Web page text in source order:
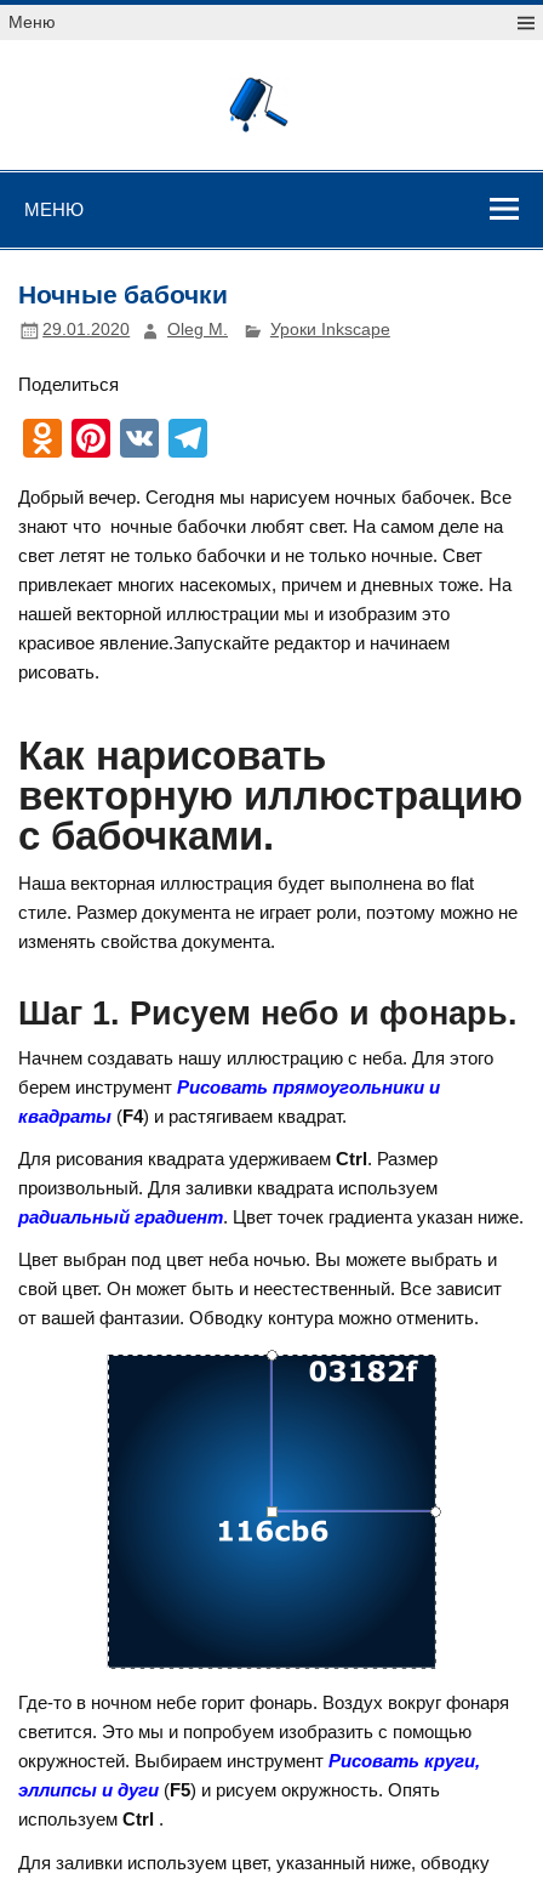
Перейти
Меню
графики
МЕНЮ
Ночные бабочки
29.01.2020 Oleg M. Уроки Inkscape
Поделиться
O
n
o
kl
a
ss
ki
Pi
er
e
st
V
e
gr
a
m
Добрый вечер. Сегодня мы нарисуем ночных бабочек. Все
знают что ночные бабочки любят свет. На самом деле на
свет летят не только бабочки и не только ночные. Свет
привлекает многих насекомых, причем и дневных тоже. На
нашей векторной иллюстрации мы и изобразим это
красивое явление.Запускайте редактор и начинаем
рисовать.
Как нарисовать
векторную иллюстрацию
с бабочками.
Наша векторная иллюстрация будет выполнена во flat
стиле. Размер документа не играет роли, поэтому можно не
изменять свойства документа.
Шаг 1. Рисуем небо и фонарь.
Начнем создавать нашу иллюстрацию с неба. Для этого
берем инструментРисовать прямоугольники и
квадраты (F4) и растягиваем квадрат.
Для рисования квадрата удерживаемCtrl. Размер
произвольный. Для заливки квадрата используем
радиальный градиент. Цвет точек градиента указан ниже.
Цвет выбран под цвет неба ночью. Вы можете выбрать и
свой цвет. Он может быть и неестественный. Все зависит
от вашей фантазии. Обводку контура можно отменить.
Где-то в ночном небе горит фонарь. Воздух вокруг фонаря
светится. Это мы и попробуем изобразить с помощью
окружностей. Выбираем инструментРисовать круги,
эллипсы и дуги (F5) и рисуем окружность. Опять
используемCtrl .
Для заливки используем цвет, указанный ниже, обводку